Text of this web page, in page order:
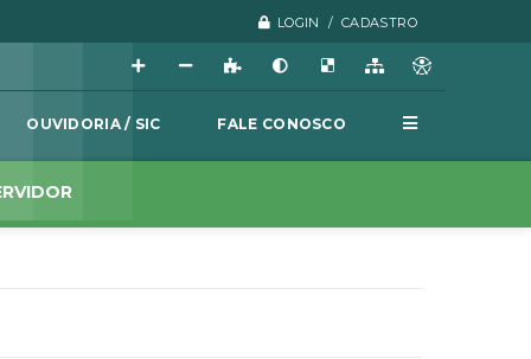
LOGIN / CADASTRO
OUVIDORIA / SIC FALE CONOSCO